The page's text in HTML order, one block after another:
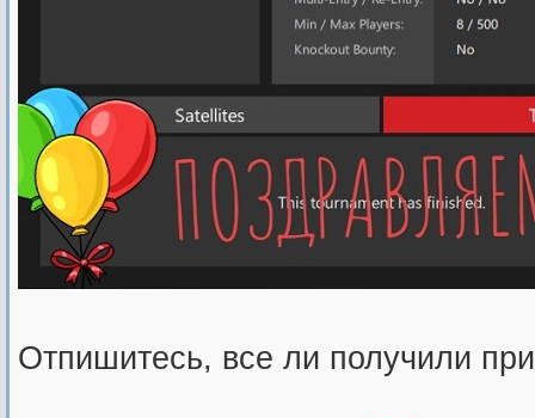
Отпишитесь, все ли получили